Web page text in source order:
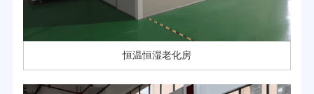
恒温恒湿老化房